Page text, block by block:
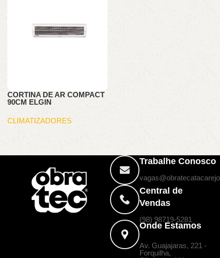
CORTINA DE AR COMPACT
90CM ELGIN
CLIMATIZADORES
Trabalhe Conosco
Central de
Vendas
(98) 98719-5281
Onde Estamos
Av. Guajajaras, 221 -
Forquilha,